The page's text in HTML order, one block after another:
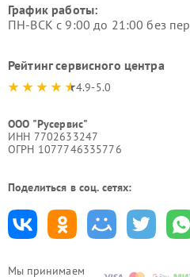
Мы принимаем
График работы:
ПН-ВСК с 9:00 до 21:00 без
Рейтинг сервисного центра
4.9-5.0
ООО "Русервис"
ИНН 7702633247
ОГРН 1077746335776
Поделиться в соц. сетях: